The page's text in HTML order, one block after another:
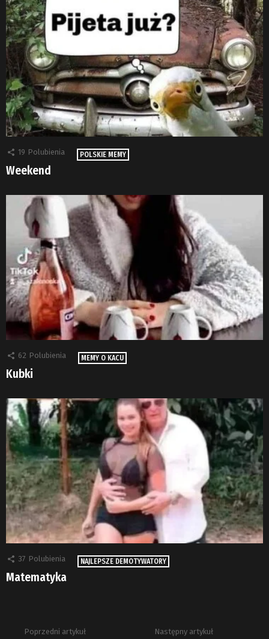
19 Polubienia POLSKIE MEMY
Weekend
62 Polubienia MEMY O KACU
Kubki
37 Polubienia NAJLEPSZE DEMOTYWATORY
Matematyka
ZobaczPoprzedni artykuł Następny artykuł